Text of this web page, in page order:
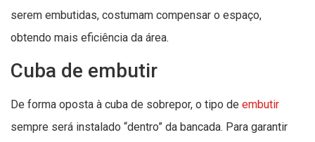
serem embutidas, costumam compensar o espaço,
obtendo mais eficiência da área.
Cuba de embutir
De forma oposta à cuba de sobrepor, o tipo de embutir
sempre será instalado “dentro” da bancada. Para garantir